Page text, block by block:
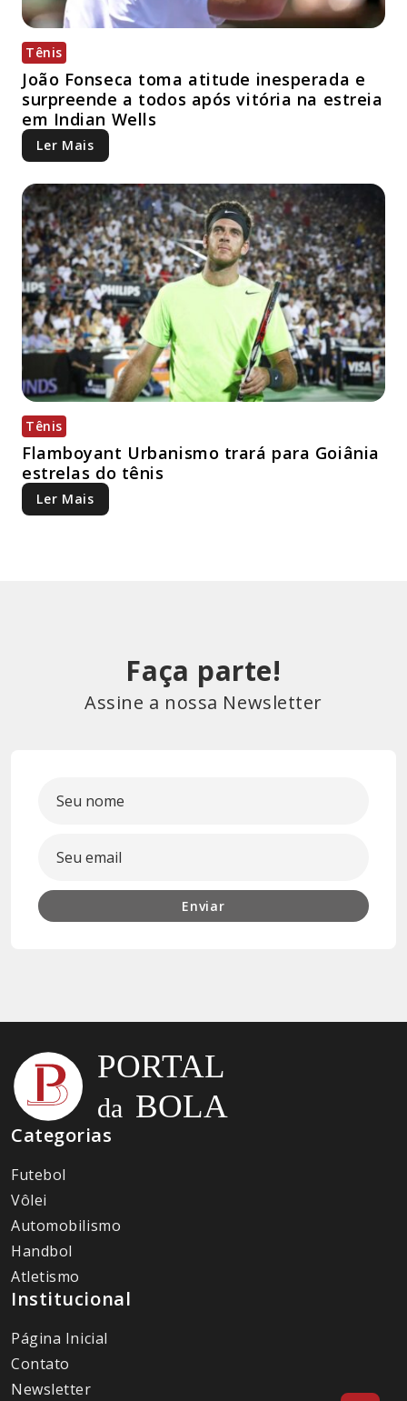
Tênis
João Fonseca toma atitude inesperada e
surpreende a todos após vitória na estreia
em Indian Wells
Ler Mais
Tênis
Flamboyant Urbanismo trará para Goiânia
estrelas do tênis
Ler Mais
Faça parte!
Assine a nossa Newsletter
Enviar
Categorias
Futebol
Vôlei
Automobilismo
Handbol
Atletismo
Institucional
Página Inicial
Contato
Newsletter